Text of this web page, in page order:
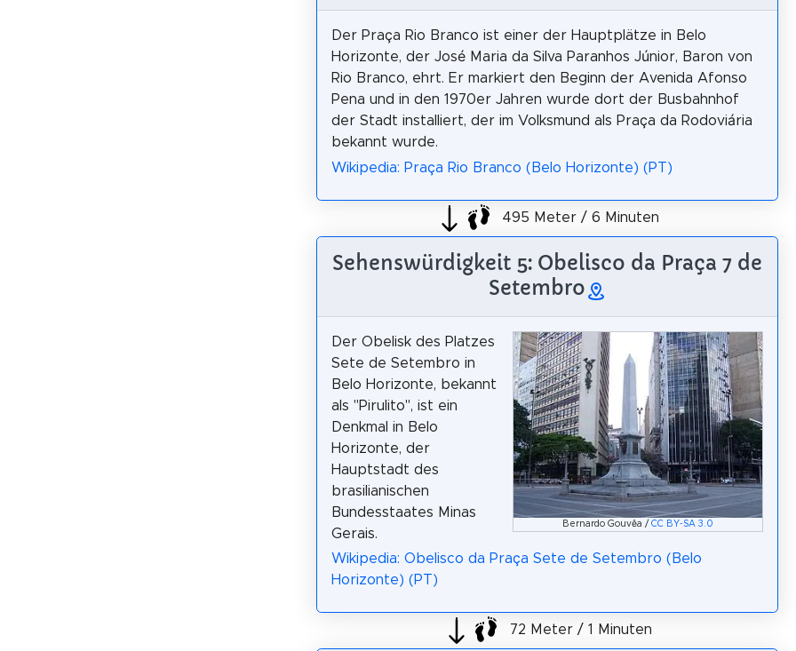
Der Praça Rio Branco ist einer der Hauptplätze in Belo
Horizonte, der José Maria da Silva Paranhos Júnior, Baron von
Rio Branco, ehrt. Er markiert den Beginn der Avenida Afonso
Pena und in den 1970er Jahren wurde dort der Busbahnhof
der Stadt installiert, der im Volksmund als Praça da Rodoviária
bekannt wurde.
Wikipedia: Praça Rio Branco (Belo Horizonte) (PT)
495 Meter / 6 Minuten
Sehenswürdigkeit 5: Obelisco da Praça 7 de
Setembro
Bernardo Gouvêa /CC BY-SA 3.0
Der Obelisk des Platzes
Sete de Setembro in
Belo Horizonte, bekannt
als "Pirulito", ist ein
Denkmal in Belo
Horizonte, der
Hauptstadt des
brasilianischen
Bundesstaates Minas
Gerais.
Wikipedia: Obelisco da Praça Sete de Setembro (Belo
Horizonte) (PT)
72 Meter / 1 Minuten